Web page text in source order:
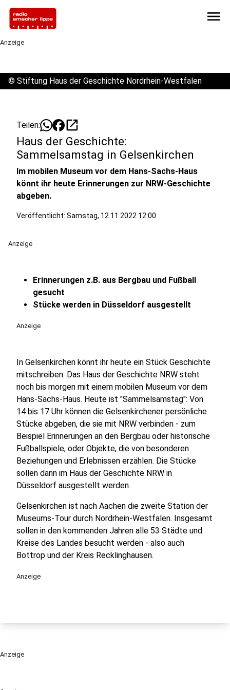
menu
Anzeige
© Stiftung Haus der Geschichte Nordrhein-Westfalen
Teilen: open_in_new
Haus der Geschichte:
Sammelsamstag in Gelsenkirchen
Im mobilen Museum vor dem Hans-Sachs-Haus
könnt ihr heute Erinnerungen zur NRW-Geschichte
abgeben.
Veröffentlicht: Samstag, 12.11.2022 12:00
Anzeige
Erinnerungen z.B. aus Bergbau und Fußball
gesucht
Stücke werden in Düsseldorf ausgestellt
Anzeige
In Gelsenkirchen könnt ihr heute ein Stück Geschichte
mitschreiben. Das Haus der Geschichte NRW steht
noch bis morgen mit einem mobilen Museum vor dem
Hans-Sachs-Haus. Heute ist "Sammelsamstag": Von
14 bis 17 Uhr können die Gelsenkirchener persönliche
Stücke abgeben, die sie mit NRW verbinden - zum
Beispiel Erinnerungen an den Bergbau oder historische
Fußballspiele, oder Objekte, die von besonderen
Beziehungen und Erlebnissen erzählen. Die Stücke
sollen dann im Haus der Geschichte NRW in
Düsseldorf ausgestellt werden.
Gelsenkirchen ist nach Aachen die zweite Station der
Museums-Tour durch Nordrhein-Westfalen. Insgesamt
sollen in den kommenden Jahren alle 53 Städte und
Kreise des Landes besucht werden - also auch
Bottrop und der Kreis Recklinghausen.
Anzeige
Anzeige